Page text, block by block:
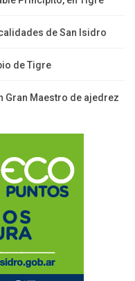
de San Isidro
de Tigre
Gran Maestro de ajedrez